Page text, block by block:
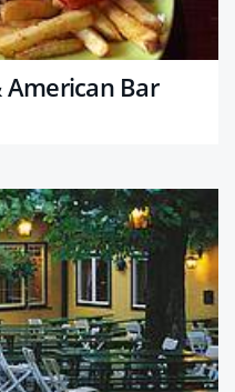
American Bar